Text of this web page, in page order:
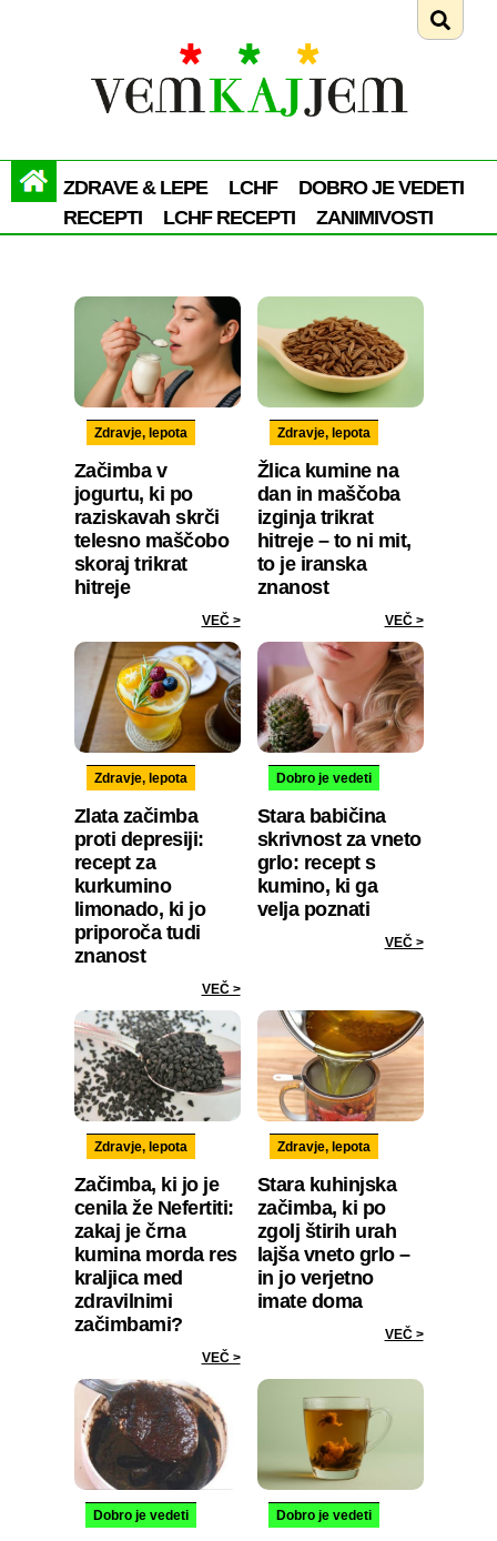
ZDRAVE & LEPE LCHF
DOBRO JE VEDETI
RECEPTI
LCHF RECEPTI ZANIMIVOSTI
Zdravje, lepota
Začimba v
jogurtu, ki po
raziskavah skrči
telesno maščobo
skoraj trikrat
hitreje
VEČ >
Zdravje, lepota
Žlica kumine na
dan in maščoba
izginja trikrat
hitreje – to ni mit,
to je iranska
znanost
VEČ >
Zdravje, lepota
Zlata začimba
proti depresiji:
recept za
kurkumino
limonado, ki jo
priporoča tudi
znanost
VEČ >
Dobro je vedeti
Stara babičina
skrivnost za vneto
grlo: recept s
kumino, ki ga
velja poznati
VEČ >
Zdravje, lepota
Začimba, ki jo je
cenila že Nefertiti:
zakaj je črna
kumina morda res
kraljica med
zdravilnimi
začimbami?
VEČ >
Zdravje, lepota
Stara kuhinjska
začimba, ki po
zgolj štirih urah
lajša vneto grlo –
in jo verjetno
imate doma
VEČ >
Dobro je vedeti Dobro je vedeti